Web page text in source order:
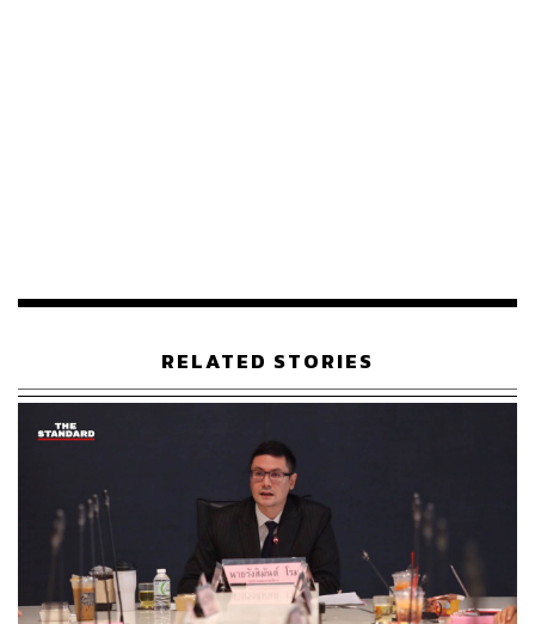
ควบคุมกระบวนการ เช่นกรณีฮั้ว ที่เพิ่งเกิดขึ้น
ส่วนประเด็นที่พรรคเพื่อไทยถูกกล่าวหาว่าจงใจถ่วงเวลา
กระบวนการแก้รัฐธรรมนูญ ขัตติยาปฏิเสธ พร้อมกล่าวว่า
“ถือเป็นการบิดเบือนข้อเท็จจริงเป็นอย่างมาก ไม่มีเหตุผล
อะไรที่พรรคเพื่อไทยต้องถ่วงเวลา เพราะถ้าดูจากอดีต พรรค
เพื่อไทยเสนอให้แก้รัฐธรรมนูญปี 2560 ตั้งแต่ก่อนการเลือก
ตั้งปี 2566 แล้ว สาเหตุของความล่าช้าอาจมาจาก
พรรคการเมืองบางพรรคจงใจใช้การแก้ไขรัฐธรรมนูญเป็น
‘ตัวประกัน’ เพื่อแลกเปลี่ยนกับการไม่ให้มีการยื่นอภิปรายไม่
RELATED STORIES